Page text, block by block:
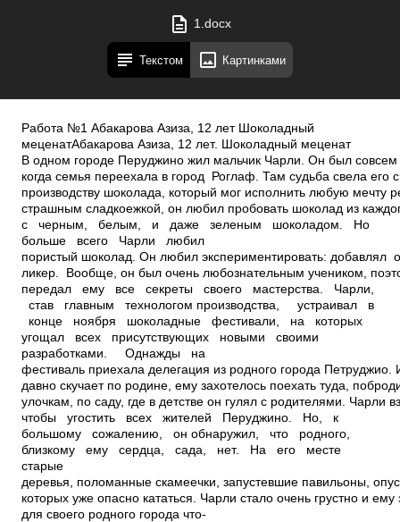
1.docx
Текстом Картинками
Работа №1 Абакарова Азиза, 12 лет Шоколадный
меценатАбакарова Азиза, 12 лет. Шоколадный меценат
В одном городе Перуджино жил мальчик Чарли. Он был
когда семья переехала в город Роглаф. Там судьба свела его
производству шоколада, который мог исполнить любую мечту
страшным сладкоежкой, он любил пробовать шоколад из
с черным, белым, и даже зеленым шоколадом. Но
больше всего Чарли любил
пористый шоколад. Он любил экспериментировать: добавлял
ликер. Вообще, он был очень любознательным учеником,
передал ему все секреты своего мастерства. Чарли,
став главным технологом производства, устраивал в
конце ноября шоколадные фестивали, на которых
угощал всех присутствующих новыми своими
разработками. Однажды на
фестиваль приехала делегация из родного города Петруджио.
давно скучает по родине, ему захотелось поехать туда,
улочкам, по саду, где в детстве он гулял с родителями. Чарли
чтобы угостить всех жителей Перуджино. Но, к
большому сожалению, он обнаружил, что родного,
близкому ему сердца, сада, нет. На его месте
старые
деревья, поломанные скамеечки, запустевшие павильоны,
которых уже опасно кататься. Чарли стало очень грустно и ему
для своего родного города что­